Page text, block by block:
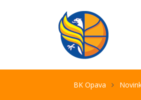
BK Opava